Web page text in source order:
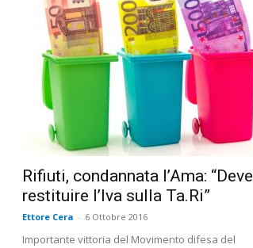
Rifiuti, condannata l’Ama: “Deve
restituire l’Iva sulla Ta.Ri”
Ettore Cera - 6 Ottobre 2016
Importante vittoria del Movimento difesa del